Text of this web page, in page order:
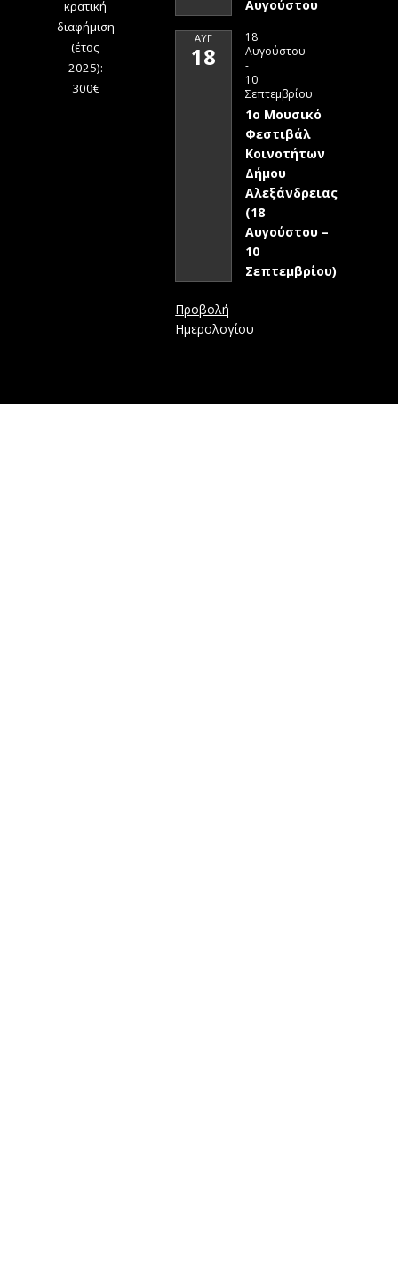
κρατική
διαφήμιση
(έτος
2025):
300€
Αυγούστου
ΑΥΓ
18
18
Αυγούστου
-
10
Σεπτεμβρίου
1ο Μουσικό
Φεστιβάλ
Κοινοτήτων
Δήμου
Αλεξάνδρειας
(18
Αυγούστου –
10
Σεπτεμβρίου)